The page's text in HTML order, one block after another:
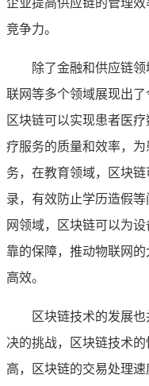
竞争力。
除了金融和供应链
联网等多个领域展现出了
区块链可以实现患者医
疗服务的质量和效率，
务，在教育领域，区块
录，有效防止学历造假
网领域，区块链可以为
靠的保障，推动物联网的
高效。
区块链技术的发展
决的挑战，区块链技术
高，区块链的交易处理